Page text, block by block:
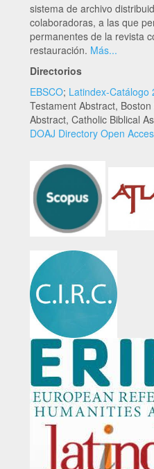
sistema de archivo
colaboradoras, a las que
permanentes de la revista
restauración. Más...
Directorios
EBSCO; Latindex-Catálogo
Testament Abstract,
Abstract, Catholic Biblical
DOAJ Directory Open